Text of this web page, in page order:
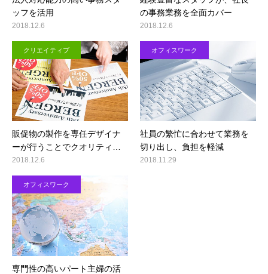
ッフを活用
2018.12.6
の事務業務を全面カバー
2018.12.6
クリエイティブ
販促物の製作を専任デザイナ
ーが行うことでクオリティ…
2018.12.6
オフィスワーク
社員の繁忙に合わせて業務を
切り出し、負担を軽減
2018.11.29
オフィスワーク
専門性の高いパート主婦の活